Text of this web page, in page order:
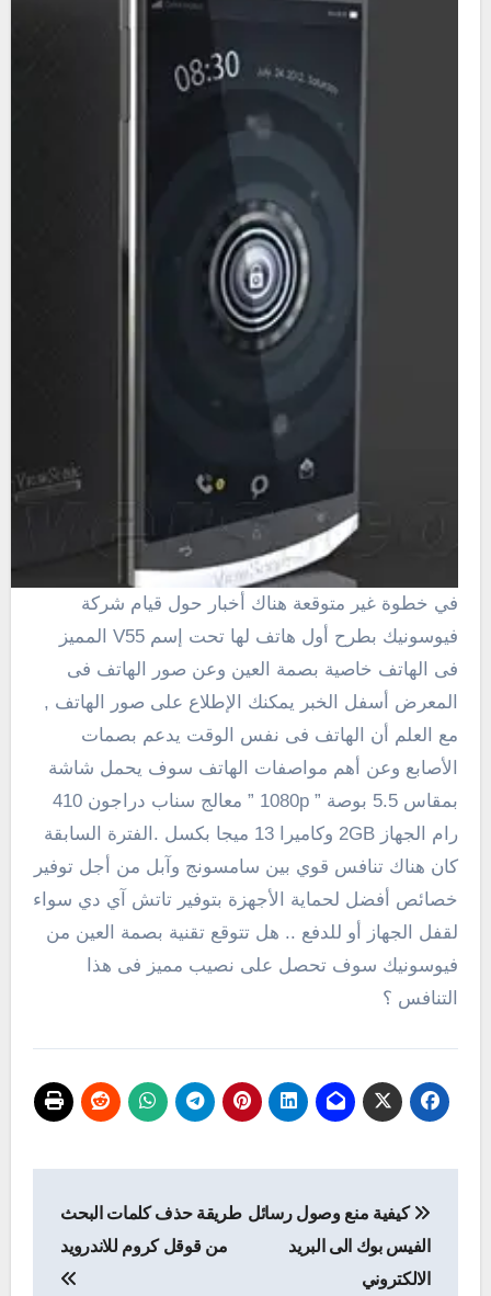
في خطوة غير متوقعة هناك أخبار حول قيام شركة
فيوسونيك بطرح أول هاتف لها تحت إسم V55 المميز
فى الهاتف خاصية بصمة العين وعن صور الهاتف فى
المعرض أسفل الخبر يمكنك الإطلاع على صور الهاتف ,
مع العلم أن الهاتف فى نفس الوقت يدعم بصمات
الأصابع وعن أهم مواصفات الهاتف سوف يحمل شاشة
بمقاس 5.5 بوصة ” 1080p ” معالج سناب دراجون 410
رام الجهاز 2GB وكاميرا 13 ميجا بكسل .الفترة السابقة
كان هناك تنافس قوي بين سامسونج وآبل من أجل توفير
خصائص أفضل لحماية الأجهزة بتوفير تاتش آي دي سواء
لقفل الجهاز أو للدفع .. هل تتوقع تقنية بصمة العين من
فيوسونيك سوف تحصل على نصيب مميز فى هذا
التنافس ؟
المقالات
كيفية منع وصول رسائل
الفيس بوك الى البريد
الالكتروني
طريقة حذف كلمات البحث
من قوقل كروم للاندرويد